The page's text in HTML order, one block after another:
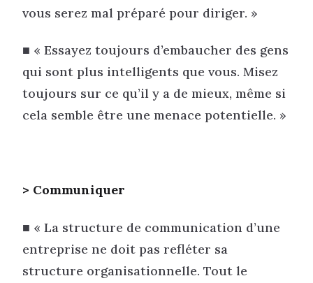
vous serez mal préparé pour diriger. »
■ « Essayez toujours d’embaucher des gens
qui sont plus intelligents que vous. Misez
toujours sur ce qu’il y a de mieux, même si
cela semble être une menace potentielle. »
> Communiquer
■ « La structure de communication d’une
entreprise ne doit pas refléter sa
structure organisationnelle. Tout le